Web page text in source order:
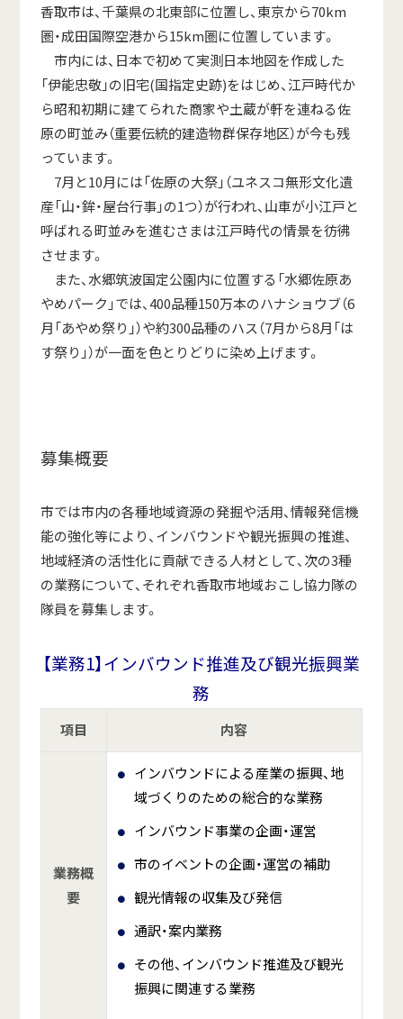
香取市は、千葉県の北東部に位置し、東京から70km
圏・成田国際空港から15km圏に位置しています。
市内には、日本で初めて実測日本地図を作成した
「伊能忠敬」の旧宅(国指定史跡)をはじめ、江戸時代か
ら昭和初期に建てられた商家や土蔵が軒を連ねる佐
原の町並み（重要伝統的建造物群保存地区）が今も残
っています。
7月と10月には「佐原の大祭」（ユネスコ無形文化遺
産「山・鉾・屋台行事」の1つ）が行われ、山車が小江戸と
呼ばれる町並みを進むさまは江戸時代の情景を彷彿
させます。
また、水郷筑波国定公園内に位置する「水郷佐原あ
やめパーク」では、400品種150万本のハナショウブ（6
月「あやめ祭り」）や約300品種のハス（7月から8月「は
す祭り」）が一面を色とりどりに染め上げます。
募集概要
市では市内の各種地域資源の発掘や活用、情報発信機
能の強化等により、インバウンドや観光振興の推進、
地域経済の活性化に貢献できる人材として、次の3種
の業務について、それぞれ香取市地域おこし協力隊の
隊員を募集します。
【業務1】インバウンド推進及び観光振興業
務
項目 内容
業務概
要
インバウンドによる産業の振興、地
域づくりのための総合的な業務
インバウンド事業の企画・運営
市のイベントの企画・運営の補助
観光情報の収集及び発信
通訳・案内業務
その他、インバウンド推進及び観光
振興に関連する業務